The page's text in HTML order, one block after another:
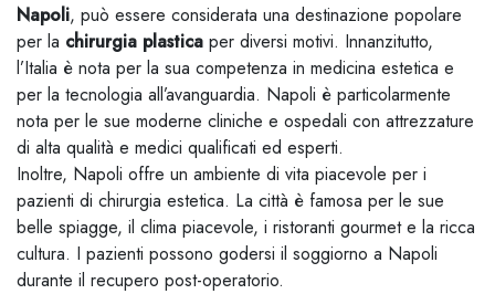
Napoli, può essere considerata una destinazione popolare
per la chirurgia plastica per diversi motivi. Innanzitutto,
l’Italia è nota per la sua competenza in medicina estetica e
per la tecnologia all’avanguardia. Napoli è particolarmente
nota per le sue moderne cliniche e ospedali con attrezzature
di alta qualità e medici qualificati ed esperti.
Inoltre, Napoli offre un ambiente di vita piacevole per i
pazienti di chirurgia estetica. La città è famosa per le sue
belle spiagge, il clima piacevole, i ristoranti gourmet e la ricca
cultura. I pazienti possono godersi il soggiorno a Napoli
durante il recupero post-operatorio.